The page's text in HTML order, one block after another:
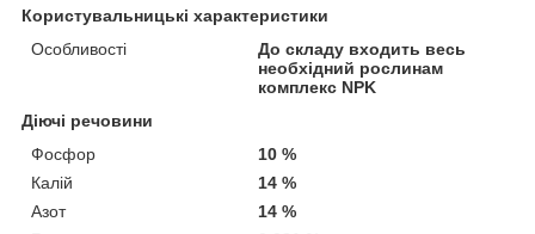
Користувальницькі характеристики
Особливості
До складу входить весь
необхідний рослинам
комплекс NPK
Діючі речовини
Фосфор
10 %
Калій
14 %
Азот
14 %